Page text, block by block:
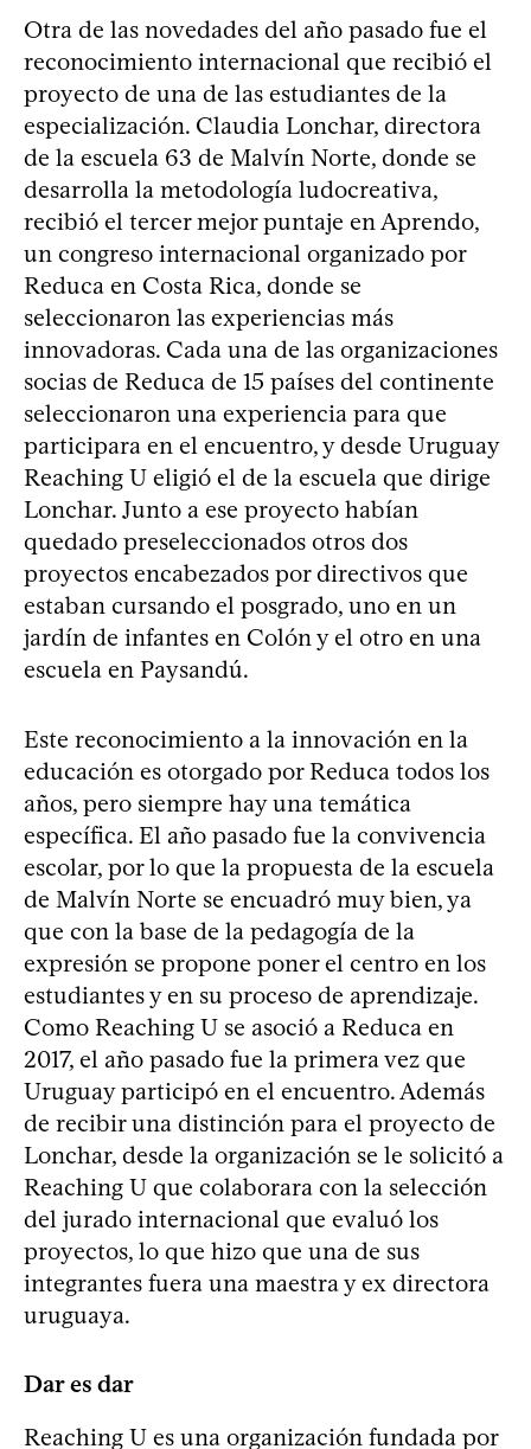
Otra de las novedades del año pasado fue el
reconocimiento internacional que recibió el
proyecto de una de las estudiantes de la
especialización. Claudia Lonchar, directora
de la escuela 63 de Malvín Norte, donde se
desarrolla la metodología ludocreativa,
recibió el tercer mejor puntaje en Aprendo,
un congreso internacional organizado por
Reduca en Costa Rica, donde se
seleccionaron las experiencias más
innovadoras. Cada una de las organizaciones
socias de Reduca de 15 países del continente
seleccionaron una experiencia para que
participara en el encuentro, y desde Uruguay
Reaching U eligió el de la escuela que dirige
Lonchar. Junto a ese proyecto habían
quedado preseleccionados otros dos
proyectos encabezados por directivos que
estaban cursando el posgrado, uno en un
jardín de infantes en Colón y el otro en una
escuela en Paysandú.
Este reconocimiento a la innovación en la
educación es otorgado por Reduca todos los
años, pero siempre hay una temática
específica. El año pasado fue la convivencia
escolar, por lo que la propuesta de la escuela
de Malvín Norte se encuadró muy bien, ya
que con la base de la pedagogía de la
expresión se propone poner el centro en los
estudiantes y en su proceso de aprendizaje.
Como Reaching U se asoció a Reduca en
2017, el año pasado fue la primera vez que
Uruguay participó en el encuentro. Además
de recibir una distinción para el proyecto de
Lonchar, desde la organización se le solicitó a
Reaching U que colaborara con la selección
del jurado internacional que evaluó los
proyectos, lo que hizo que una de sus
integrantes fuera una maestra y ex directora
uruguaya.
Dar es dar
Reaching U es una organización fundada por